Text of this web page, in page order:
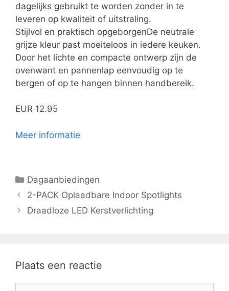
dagelijks gebruikt te worden zonder in te
leveren op kwaliteit of uitstraling.
Stijlvol en praktisch opgeborgenDe neutrale
grijze kleur past moeiteloos in iedere keuken.
Door het lichte en compacte ontwerp zijn de
ovenwant en pannenlap eenvoudig op te
bergen of op te hangen binnen handbereik.
EUR 12.95
Meer informatie
Categorieën
Dagaanbiedingen
2-PACK Oplaadbare Indoor Spotlights
Draadloze LED Kerstverlichting
Plaats een reactie